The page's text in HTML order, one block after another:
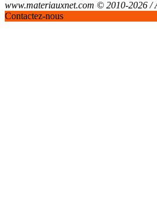
www.materiauxnet.com © 2010-2026 /
Contactez-nous